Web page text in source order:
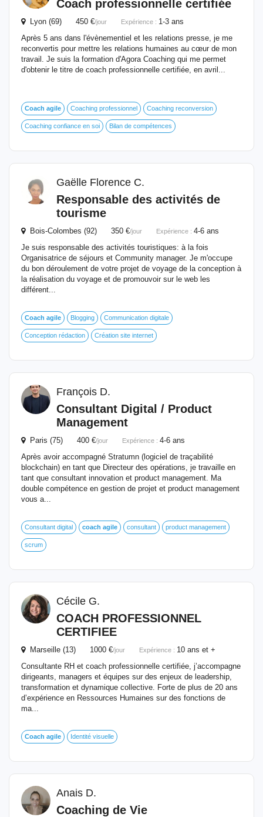
Coach professionnelle certifiée
Lyon (69) 450 €/jour Expérience : 1-3 ans
Après 5 ans dans l'évènementiel et les relations presse, je me
reconvertis pour mettre les relations humaines au cœur de mon
travail. Je suis la formation d'Agora Coaching qui me permet
d'obtenir le titre de coach professionnelle certifiée, en avril...
Coach agile Coaching professionnel Coaching reconversion
Coaching confiance en soi Bilan de compétences
Gaëlle Florence C.
Responsable des activités de
tourisme
Bois-Colombes (92) 350 €/jour Expérience : 4-6 ans
Je suis responsable des activités touristiques: à la fois
Organisatrice de séjours et Community manager. Je m'occupe
du bon déroulement de votre projet de voyage de la conception à
la réalisation du voyage et de promouvoir sur le web les
différent...
Coach agile Blogging Communication digitale
Conception rédaction Création site internet
François D.
Consultant Digital / Product
Management
Paris (75) 400 €/jour Expérience : 4-6 ans
Après avoir accompagné Stratumn (logiciel de traçabilité
blockchain) en tant que Directeur des opérations, je travaille en
tant que consultant innovation et product management. Ma
double compétence en gestion de projet et product management
vous a...
Consultant digital coach agile consultant product management
scrum
Cécile G.
COACH PROFESSIONNEL
CERTIFIEE
Marseille (13) 1000 €/jour Expérience : 10 ans et +
Consultante RH et coach professionnelle certifiée, j’accompagne
dirigeants, managers et équipes sur des enjeux de leadership,
transformation et dynamique collective. Forte de plus de 20 ans
d’expérience en Ressources Humaines sur des fonctions de
ma...
Coach agile Identité visuelle
Anais D.
Coaching de Vie